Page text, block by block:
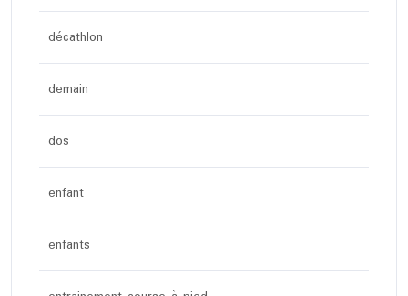
décathlon
demain
dos
enfant
enfants